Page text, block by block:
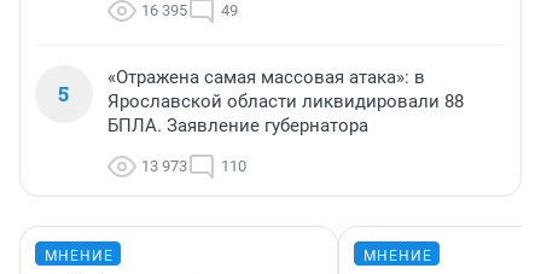
16 395 49
5
«Отражена самая массовая атака»: в
Ярославской области ликвидировали 88
БПЛА. Заявление губернатора
13 973 110
МНЕНИЕ МНЕНИЕ